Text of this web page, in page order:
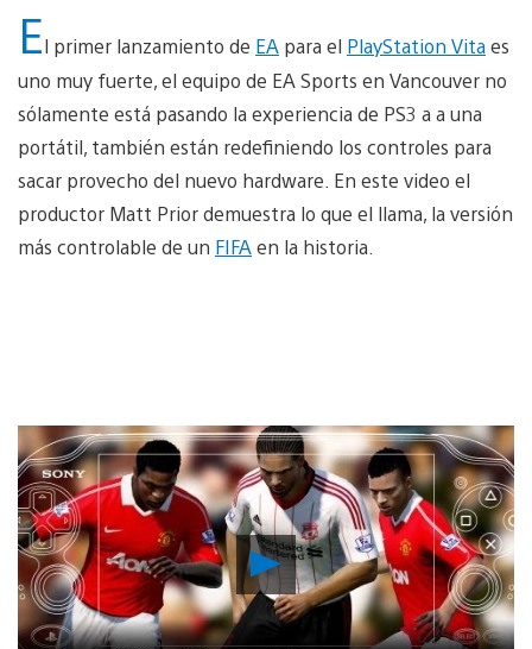
El primer lanzamiento de EA para el PlayStation Vitaes
uno muy fuerte, el equipo de EA Sports en Vancouver no
sólamente está pasando la experiencia de PS3 a a una
portátil, también están redefiniendo los controles para
sacar provecho del nuevo hardware. En este video el
productor Matt Prior demuestra lo que el llama, la versión
más controlable de un FIFAen la historia.
Reproducir
Video